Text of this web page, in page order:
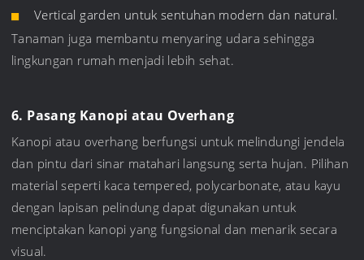
Vertical garden untuk sentuhan modern dan natural.
Tanaman juga membantu menyaring udara sehingga
lingkungan rumah menjadi lebih sehat.
6. Pasang Kanopi atau Overhang
Kanopi atau overhang berfungsi untuk melindungi jendela
dan pintu dari sinar matahari langsung serta hujan. Pilihan
material seperti kaca tempered, polycarbonate, atau kayu
dengan lapisan pelindung dapat digunakan untuk
menciptakan kanopi yang fungsional dan menarik secara
visual.